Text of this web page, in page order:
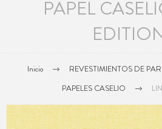
PAPEL
Inicio REVESTIMIENTOS DE
PAPELES CASELIO